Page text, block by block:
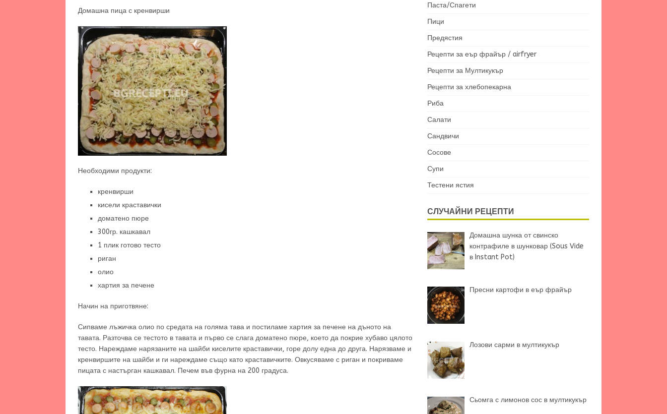
Домашна пица с кренвирши
Необходими продукти:
кренвирши
кисели краставички
доматено пюре
300гр. кашкавал
1 плик готово тесто
риган
олио
хартия за печене
Начин на приготвяне:
Сипваме лъжичка олио по средата на голяма тава и постиламе хартия за печене на дъното на
тавата. Разточва се тестото в тавата и първо се слага доматено пюре, което да покрие хубаво цялото
тесто. Нареждаме нарязаните на шайби киселите краставички, горе долу една до друга. Нарязваме и
кренвиршите на шайби и ги нареждаме също като краставичките. Овкусяваме с риган и покриваме
пицата с настърган кашкавал. Печем във фурна на 200 градуса.
Паста/Спагети
Пици
Предястия
Рецепти за еър фрайър / airfryer
Рецепти за Мултикукър
Рецепти за хлебопекарна
Риба
Салати
Сандвичи
Сосове
Супи
Тестени ястия
СЛУЧАЙНИ РЕЦЕПТИ
Домашна шунка от свинско
контрафиле в шунковар (Sous Vide
в Instant Pot)
Пресни картофи в еър фрайър
Лозови сарми в мултикукър
Сьомга с лимонов сос в мултикукър